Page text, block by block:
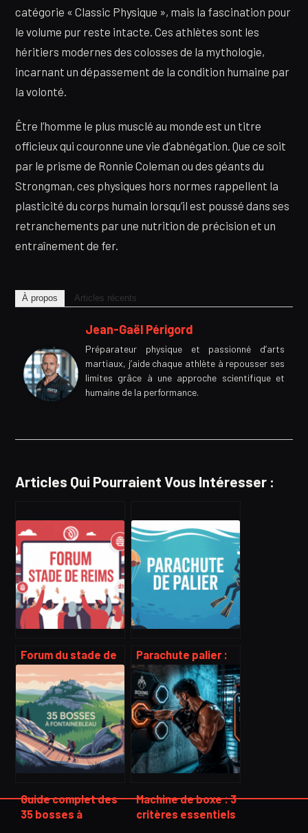
catégorie « Classic Physique », mais la fascination pour
le volume pur reste intacte. Ces athlètes sont les
héritiers modernes des colosses de la mythologie,
incarnant un dépassement de la condition humaine par
la volonté.
Être l’homme le plus musclé au monde est un titre
officieux qui couronne une vie d’abnégation. Que ce soit
par le prisme de Ronnie Coleman ou des géants du
Strongman, ces physiques hors normes rappellent la
plasticité du corps humain lorsqu’il est poussé dans ses
retranchements par une nutrition de précision et un
entraînement de fer.
À propos Articles récents
Jean-Gaël Périgord
Préparateur physique et passionné d’arts
martiaux, j’aide chaque athlète à repousser ses
limites grâce à une approche scientifique et
humaine de la performance.
Articles Qui Pourraient Vous Intéresser :
Forum du stade de
complet pour bien
s’informer et
échanger
Parachute palier :
usages, sécurité et
conseils pour bien
choisir
Guide complet des
35 bosses à
Machine de boxe : 3
critères essentiels